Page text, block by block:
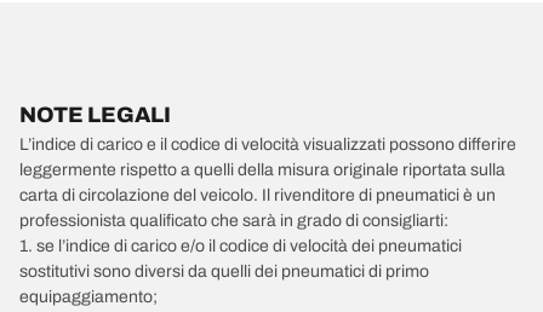
NOTE LEGALI
L’indice di carico e il codice di velocità visualizzati possono differire
leggermente rispetto a quelli della misura originale riportata sulla
carta di circolazione del veicolo. Il rivenditore di pneumatici è un
professionista qualificato che sarà in grado di consigliarti:
1. se l’indice di carico e/o il codice di velocità dei pneumatici
sostitutivi sono diversi da quelli dei pneumatici di primo
equipaggiamento;